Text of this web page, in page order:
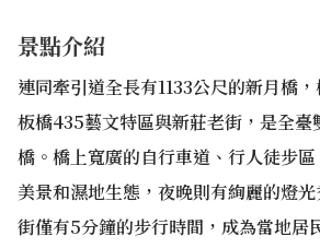
景點介紹
連同牽引道全長有1133公尺的新月橋
板橋435藝文特區與新莊老街，是全臺
橋。橋上寬廣的自行車道、行人徒步
美景和濕地生態，夜晚則有絢麗的燈
街僅有5分鐘的步行時間，成為當地居